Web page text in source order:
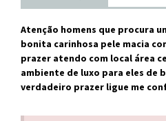
Atenção homens que procura
bonita carinhosa pele macia
prazer atendo com local área
ambiente de luxo para eles de
verdadeiro prazer ligue me